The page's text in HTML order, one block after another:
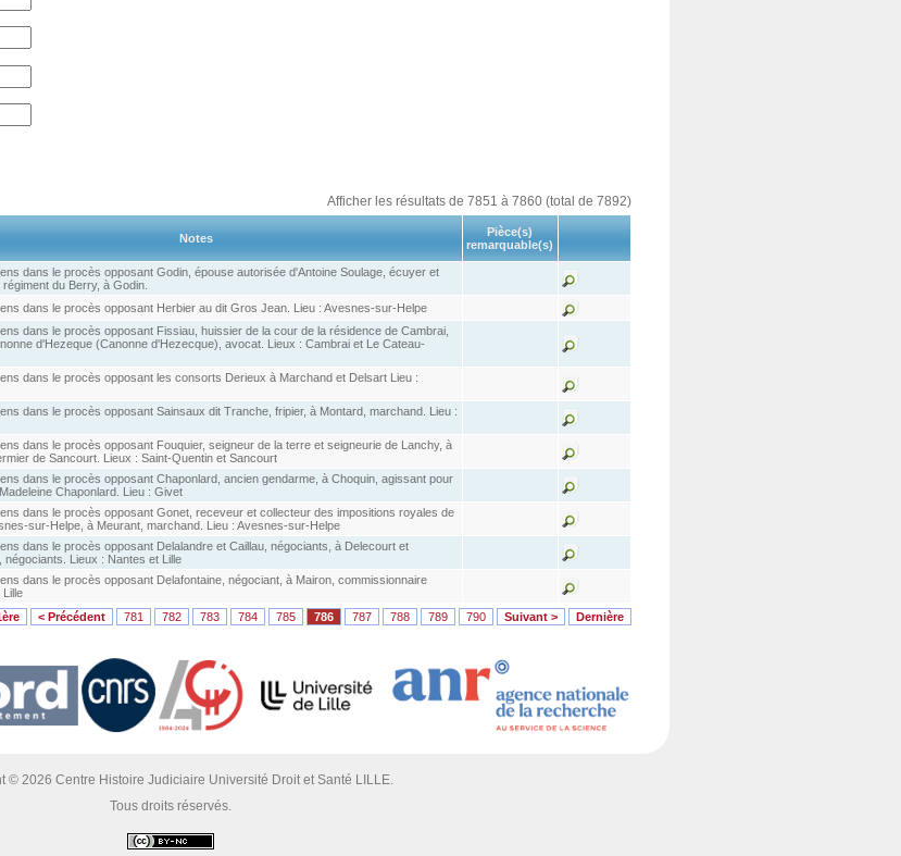
Afficher les résultats de 7851 à 7860 (total de 7892)
Notes
Pièce(s)
remarquable(s)
dans le procès opposant Godin, épouse autorisée d'Antoine Soulage, écuyer et
du Berry, à Godin.
dans le procès opposant Herbier au dit Gros Jean. Lieu : Avesnes-sur-Helpe
dans le procès opposant Fissiau, huissier de la cour de la résidence de Cambrai,
d'Hezeque (Canonne d'Hezecque), avocat. Lieux : Cambrai et Le Cateau-
dans le procès opposant les consorts Derieux à Marchand et Delsart Lieu :
dans le procès opposant Sainsaux dit Tranche, fripier, à Montard, marchand. Lieu :
dans le procès opposant Fouquier, seigneur de la terre et seigneurie de Lanchy, à
de Sancourt. Lieux : Saint-Quentin et Sancourt
dans le procès opposant Chaponlard, ancien gendarme, à Choquin, agissant pour
Chaponlard. Lieu : Givet
dans le procès opposant Gonet, receveur et collecteur des impositions royales de
sur-Helpe, à Meurant, marchand. Lieu : Avesnes-sur-Helpe
dans le procès opposant Delalandre et Caillau, négociants, à Delecourt et
négociants. Lieux : Nantes et Lille
dans le procès opposant Delafontaine, négociant, à Mairon, commissionnaire
Lille
< Précédent 781 782 783 784 785 786 787 788 789 790 Suivant > Dernière
© 2026 Centre Histoire Judiciaire Université Droit et Santé LILLE.
Tous droits réservés.